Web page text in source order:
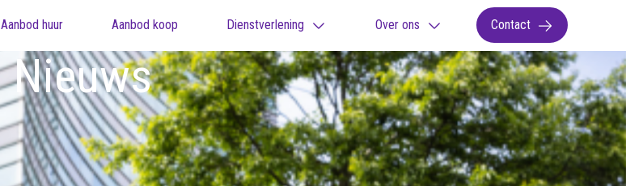
Aanbod huur Aanbod koop Dienstverlening Over ons Contact
Nieuws